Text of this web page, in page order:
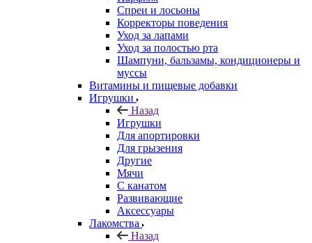
Спреи и лосьоны
Корректоры поведения
Уход за лапами
Уход за полостью рта
Шампуни, бальзамы, кондиционеры и
муссы
Витамины и пищевые добавки
Игрушки
Назад
Игрушки
Для апортировки
Для грызения
Другие
Мячи
С канатом
Развивающие
Аксессуары
Лакомства
Назад